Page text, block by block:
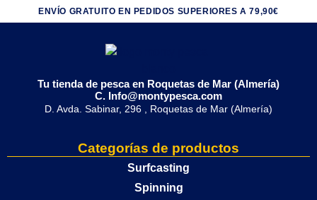
ENVÍO GRATUITO EN PEDIDOS SUPERIORES A 79,90€
Tu tienda de pesca en Roquetas de Mar (Almería)
C. Info@montypesca.com
D. Avda. Sabinar, 296 , Roquetas de Mar (Almería)
Categorías de productos
Surfcasting
Spinning